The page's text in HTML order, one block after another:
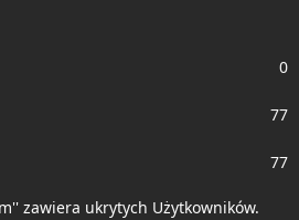
0
77
77
zawiera ukrytych Użytkowników.